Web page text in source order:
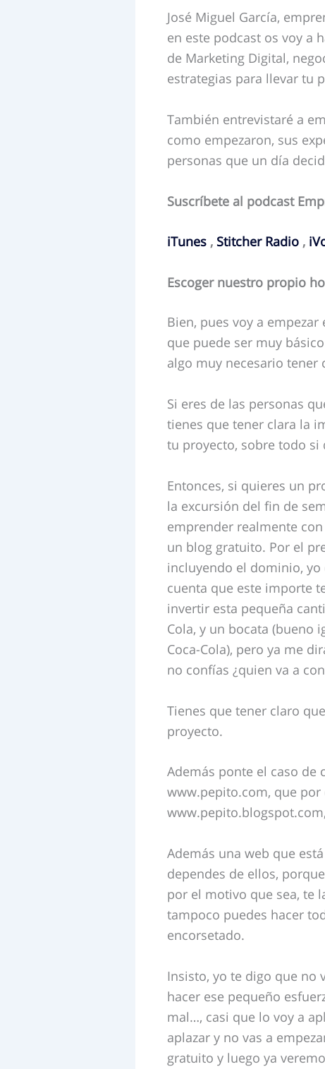
José Miguel García,
en este podcast os voy a
de Marketing Digital,
estrategias para llevar tu
También entrevistaré a
como empezaron, sus
personas que un día
Suscríbete al podcast
iTunes , Stitcher Radio ,
Escoger nuestro propio
Bien, pues voy a
que puede ser muy
algo muy necesario tener
Si eres de las personas
tienes que tener clara la
tu proyecto, sobre todo si
Entonces, si quieres un
la excursión del fin de
emprender realmente
un blog gratuito. Por el
incluyendo el dominio, yo
cuenta que este importe
invertir esta pequeña
Cola, y un bocata (bueno
Coca-Cola), pero ya me
no confías ¿quien va a
Tienes que tener claro
proyecto.
Además ponte el caso
www.pepito.com, que
Además una web que
dependes de ellos,
por el motivo que sea, te
tampoco puedes hacer
encorsetado.
Insisto, yo te digo que no
hacer ese pequeño
mal…, casi que lo voy a
aplazar y no vas a
gratuito y luego ya